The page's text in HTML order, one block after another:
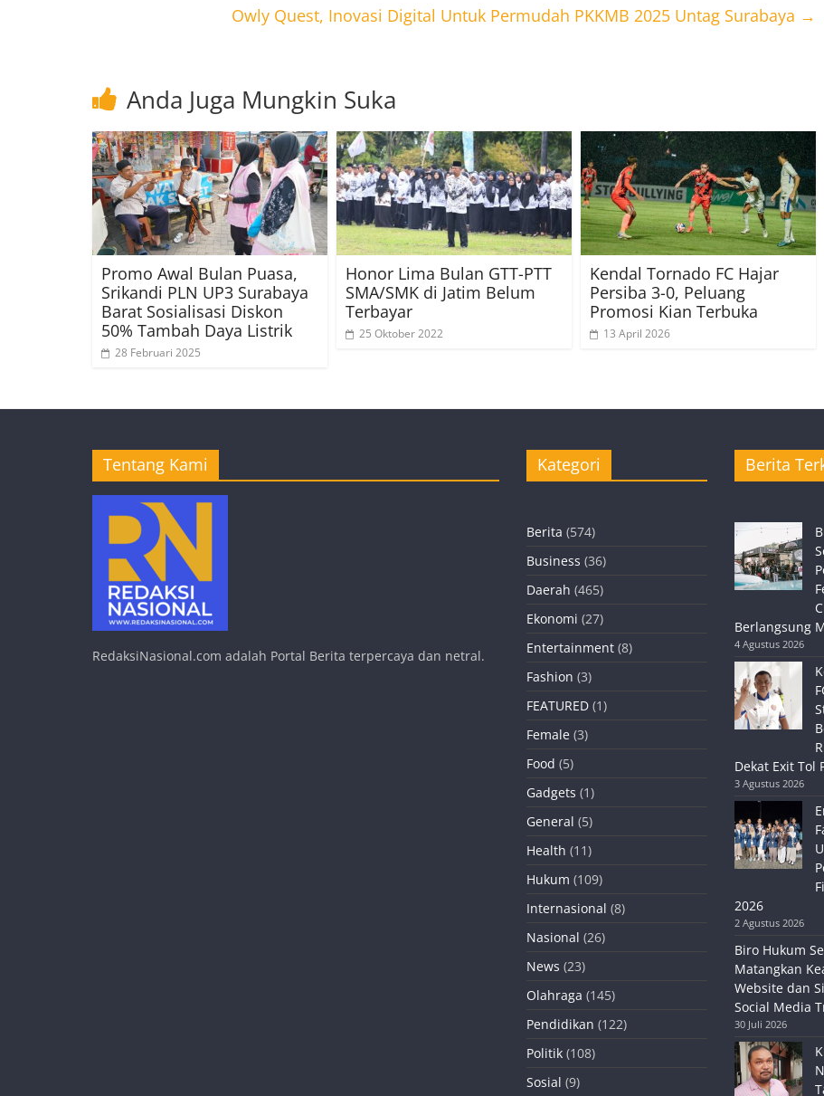
Owly Quest, Inovasi Digital Untuk Permudah PKKMB 2025 Untag Surabaya →
Anda Juga Mungkin Suka
Promo Awal Bulan Puasa,
Srikandi PLN UP3 Surabaya
Barat Sosialisasi Diskon
50% Tambah Daya Listrik
28 Februari 2025
Honor Lima Bulan GTT-PTT
SMA/SMK di Jatim Belum
Terbayar
25 Oktober 2022
Kendal Tornado FC Hajar
Persiba 3-0, Peluang
Promosi Kian Terbuka
13 April 2026
Tentang Kami
RedaksiNasional.com adalah Portal Berita terpercaya dan netral.
Kategori
Berita (574)
Business (36)
Daerah (465)
Ekonomi (27)
Entertainment (8)
Fashion (3)
FEATURED (1)
Female (3)
Food (5)
Gadgets (1)
General (5)
Health (11)
Hukum (109)
Internasional (8)
Nasional (26)
News (23)
Olahraga (145)
Pendidikan (122)
Politik (108)
Sosial (9)
Berita
Berlangsung
4 Agustus 2026
Dekat Exit Tol
3 Agustus 2026
2026
2 Agustus 2026
Biro Hukum
Matangkan
Website dan
Social Media
30 Juli 2026